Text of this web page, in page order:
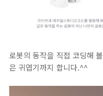
로봇의 동작을 직접 코딩해
은 귀엽기까지 합니다.^^